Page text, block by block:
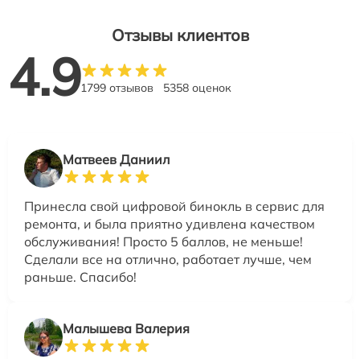
Отзывы клиентов
4.91799 отзывов 5358 оценок
Матвеев Даниил
Принесла свой цифровой бинокль в сервис для
ремонта, и была приятно удивлена качеством
обслуживания! Просто 5 баллов, не меньше!
Сделали все на отлично, работает лучше, чем
раньше. Спасибо!
Малышева Валерия